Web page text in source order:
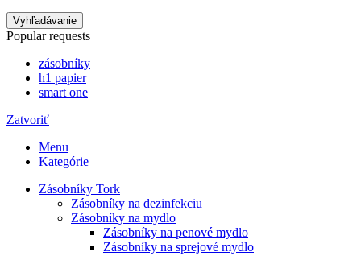
Vyhľadávanie
Popular requests
zásobníky
h1 papier
smart one
Zatvoriť
Menu
Kategórie
Zásobníky Tork
Zásobníky na dezinfekciu
Zásobníky na mydlo
Zásobníky na penové mydlo
Zásobníky na sprejové mydlo